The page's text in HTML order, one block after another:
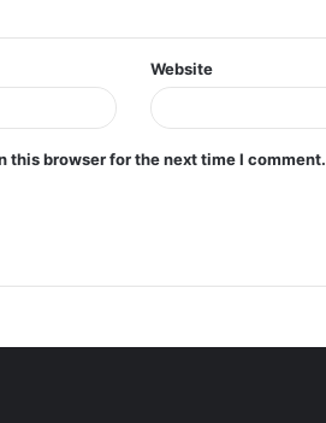
Website
this browser for the next time I comment.